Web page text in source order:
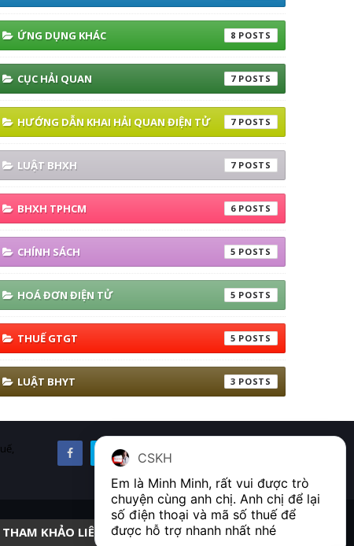
ỨNG DỤNG KHÁC 8
CỤC HẢI QUAN 7
HƯỚNG DẪN KHAI HẢI QUAN ĐIỆN TỬ 7
LUẬT BHXH 7
BHXH TPHCM 6
CHÍNH SÁCH 5
HOÁ ĐƠN ĐIỆN TỬ 5
THUẾ GTGT 5
LUẬT BHYT 3
THAM KHẢO LIÊN KẾT
CSKH
Em là Minh Minh, rất vui được trò
chuyện cùng anh chị. Anh chị để lại
số điện thoại và mã số thuế để
được hỗ trợ nhanh nhất nhé